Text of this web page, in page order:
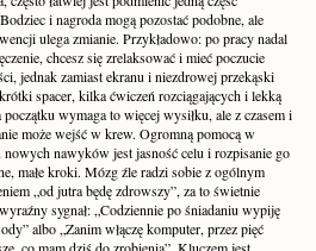
i nagroda mogą pozostać podobne, ale
ulega zmianie. Przykładowo: po pracy nadal
chcesz się zrelaksować i mieć poczucie
jednak zamiast ekranu i niezdrowej przekąski
spacer, kilka ćwiczeń rozciągających i lekką
wymaga to więcej wysiłku, ale z czasem i
może wejść w krew. Ogromną pomocą w
nawyków jest jasność celu i rozpisanie go
małe kroki. Mózg źle radzi sobie z ogólnym
„od jutra będę zdrowszy”, za to świetnie
sygnał: „Codziennie po śniadaniu wypiję
albo „Zanim włączę komputer, przez pięć